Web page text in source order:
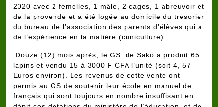
2020 avec 2 femelles, 1 mâle, 2 cages, 1 abreuvoir et
de la provende et a été logée au domicile du trésorier
du bureau de l’association des parents d’élèves qui a
de l’expérience en la matière (cuniculture).
Douze (12) mois après, le GS de Sako a produit 65
lapins et vendu 15 à 3000 F CFA l’unité (soit 4, 57
Euros environ). Les revenus de cette vente ont
permis au GS de soutenir leur école en manuel de
français qui sont toujours en nombre insuffisant en